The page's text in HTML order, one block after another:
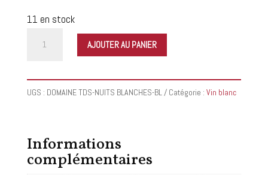
11 en stock
Terres
-
Nuits
Blanches
AJOUTER AU PANIER
UGS : DOMAINE TDS-NUITS BLANCHES-BL Catégorie : Vin blanc
Informations
complémentaires